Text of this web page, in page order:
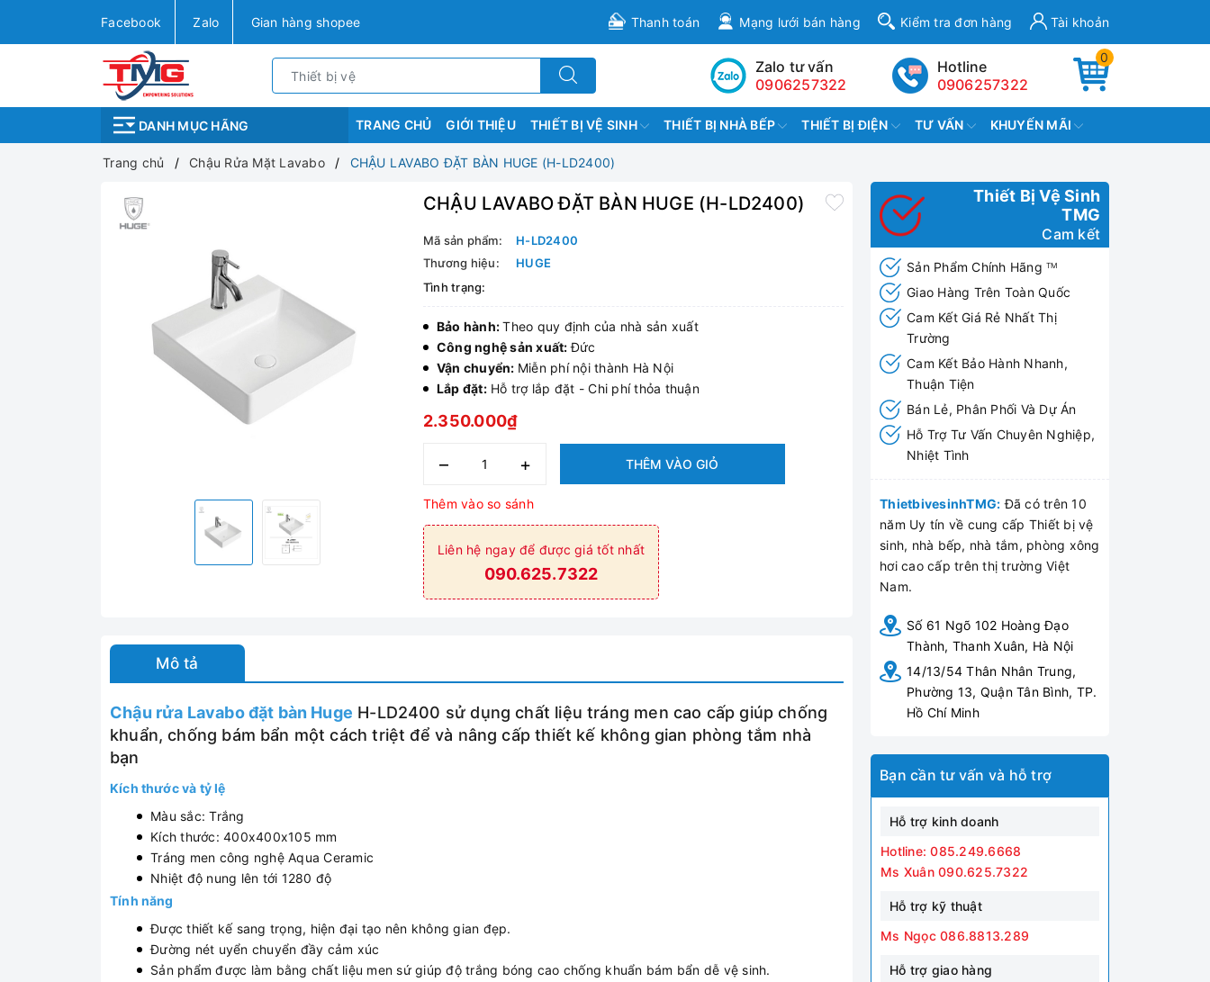
Facebook Zalo Gian hàng shopee Thanh toán Mạng lưới bán hàng Kiểm tra đơn hàng Tài khoản
0
Hotline
0906257322
Zalo tư vấn
0906257322
DANH MỤC HÃNG TRANG CHỦ GIỚI THIỆU THIẾT BỊ VỆ SINH THIẾT BỊ NHÀ BẾP THIẾT BỊ ĐIỆN TƯ VẤN KHUYẾN MÃI
Trang chủ Chậu Rửa Mặt Lavabo CHẬU LAVABO ĐẶT BÀN HUGE (H-LD2400)
CHẬU LAVABO ĐẶT BÀN HUGE (H-LD2400)
Mã sản phẩm:
H-LD2400
Thương hiệu:
HUGE
Tình trạng:
Bảo hành:Theo quy định của nhà sản xuất
Công nghệ sản xuất:Đức
Vận chuyển: Miễn phí nội thành Hà Nội
Lắp đặt:Hỗ trợ lắp đặt - Chi phí thỏa thuận
2.350.000₫
– + THÊM VÀO GIỎ
Thêm vào so sánh
Liên hệ ngay để được giá tốt nhất
090.625.7322
Mô tả
Chậu rửa Lavabo đặt bàn Huge H-LD2400 sử dụng chất liệu tráng men cao cấp giúp chống
khuẩn, chống bám bẩn một cách triệt để và nâng cấp thiết kế không gian phòng tắm nhà
bạn
Kích thước và tỷ lệ
Màu sắc: Trắng
Kích thước: 400x400x105 mm
Tráng men công nghệ Aqua Ceramic
Nhiệt độ nung lên tới 1280 độ
Tính năng
Được thiết kế sang trọng, hiện đại tạo nên không gian đẹp.
Đường nét uyển chuyển đầy cảm xúc
Sản phẩm được làm bằng chất liệu men sứ giúp độ trắng bóng cao chống khuẩn bám bẩn dễ vệ sinh.
Thiết Bị Vệ Sinh
TMG
Cam kết
Sản Phẩm Chính Hãng TM
Giao Hàng Trên Toàn Quốc
Cam Kết Giá Rẻ Nhất Thị
Trường
Cam Kết Bảo Hành Nhanh,
Thuận Tiện
Bán Lẻ, Phân Phối Và Dự Án
Hỗ Trợ Tư Vấn Chuyên Nghiệp,
Nhiệt Tình
ThietbivesinhTMG: Đã có trên 10
năm Uy tín về cung cấp Thiết bị vệ
sinh, nhà bếp, nhà tắm, phòng xông
hơi cao cấp trên thị trường Việt
Nam.
Số 61 Ngõ 102 Hoàng Đạo
Thành, Thanh Xuân, Hà Nội
14/13/54 Thân Nhân Trung,
Phường 13, Quận Tân Bình, TP.
Hồ Chí Minh
Bạn cần tư vấn và hỗ trợ
Hỗ trợ kinh doanh
Hotline: 085.249.6668
Ms Xuân 090.625.7322
Hỗ trợ kỹ thuật
Ms Ngọc 086.8813.289
Hỗ trợ giao hàng